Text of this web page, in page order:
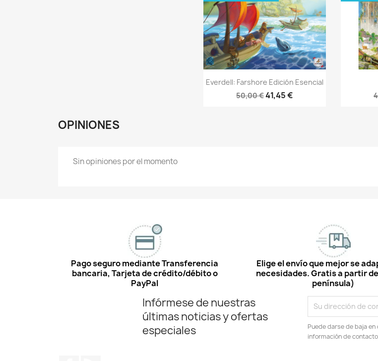
Vista rápida
Everdell: Farshore Edición Esencial
50,00 €41,45 €
OPINIONES
Sin opiniones por el momento
Pago seguro mediante Transferencia
bancaria, Tarjeta de crédito/débito o
PayPal
Elige el envío que mejor se
necesidades. Gratis a partir
península)
Infórmese de nuestras
últimas noticias y ofertas
especiales
Puede darse de baja
información de